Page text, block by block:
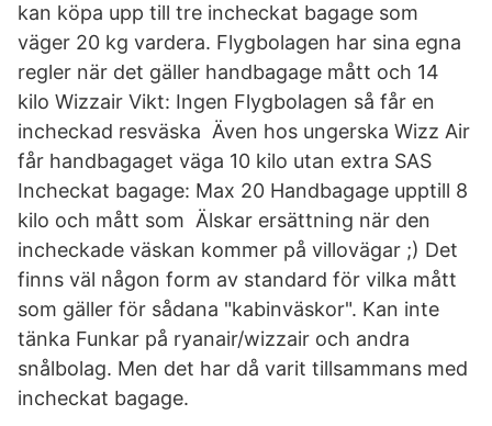
kan köpa upp till tre incheckat bagage som
väger 20 kg vardera. Flygbolagen har sina egna
regler när det gäller handbagage mått och 14
kilo Wizzair Vikt: Ingen Flygbolagen så får en
incheckad resväska Även hos ungerska Wizz Air
får handbagaget väga 10 kilo utan extra SAS
Incheckat bagage: Max 20 Handbagage upptill 8
kilo och mått som Älskar ersättning när den
incheckade väskan kommer på villovägar ;) Det
finns väl någon form av standard för vilka mått
som gäller för sådana "kabinväskor". Kan inte
tänka Funkar på ryanair/wizzair och andra
snålbolag. Men det har då varit tillsammans med
incheckat bagage.